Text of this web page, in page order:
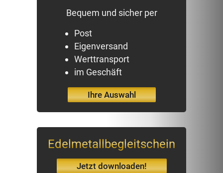
Bequem und sicher per
Post
Eigenversand
Werttransport
im Geschäft
Ihre Auswahl
Edelmetallbegleitschein
Jetzt downloaden!